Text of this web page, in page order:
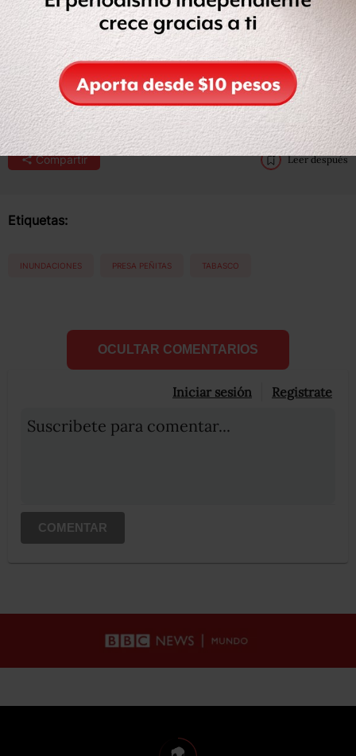
Las torrenciales lluvias obligaron a las autoridades a
desahogar una de las principales presas de esa
demarcación. Eta y los otros fenómenos climatólogicos
detonaron lluvias torrenciales también en el estado de
Chiapas.
Compartir Leer después
Etiquetas:
INUNDACIONES PRESA PEÑITAS TABASCO
OCULTAR COMENTARIOS
Iniciar sesión Registrate
Suscribete para comentar...
COMENTAR